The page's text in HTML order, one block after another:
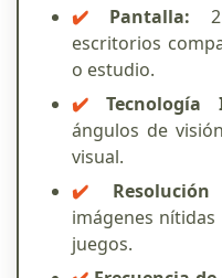
✔️ Pantalla:
escritorios
o estudio.
✔️
Tecnología
ángulos de
visual.
✔️
imágenes
juegos.